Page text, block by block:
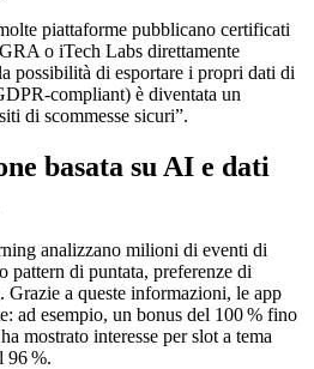
piattaforme pubblicano certificati
o iTech Labs direttamente
possibilità di esportare i propri dati di
è diventata un
di scommesse sicuri”.
basata su AI e dati
analizzano milioni di eventi di
pattern di puntata, preferenze di
a queste informazioni, le app
ad esempio, un bonus del 100 % fino
mostrato interesse per slot a tema
96 %.